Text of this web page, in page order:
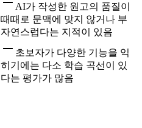
AI가 작성한 원고의 품질이
때때로 문맥에 맞지 않거나 부
자연스럽다는 지적이 있음
초보자가 다양한 기능을 익
히기에는 다소 학습 곡선이 있
다는 평가가 많음